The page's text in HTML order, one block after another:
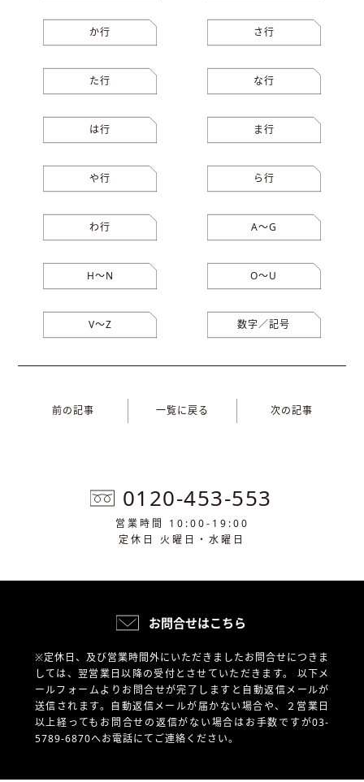
か行 さ行
た行 な行
は行 ま行
や行 ら行
わ行 A〜G
H〜N O〜U
V〜Z 数字／記号
前の記事 一覧に戻る 次の記事
0120-453-553
営業時間 10:00-19:00
定休日 火曜日・水曜日
お問合せはこちら
※定休日、及び営業時間外にいただきましたお問合せにつきま
しては、翌営業日以降の受付とさせていただきます。 以下メ
ールフォームよりお問合せが完了しますと自動返信メールが
送信されます。自動返信メールが届かない場合や、
２営業日
以上経ってもお問合せの返信がない場合はお手数ですが03-
5789-6870へお電話にてご連絡ください。